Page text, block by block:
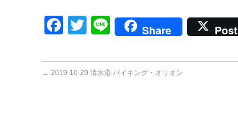
Facebook
Twitter
LineShare Post
← 2019-10-29 清水港 バイキング・オリオン